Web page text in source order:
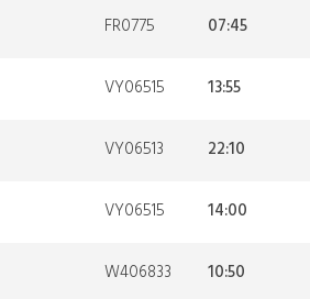
FR0775 07:45
VY06515 13:55
VY06513 22:10
VY06515 14:00
W406833 10:50